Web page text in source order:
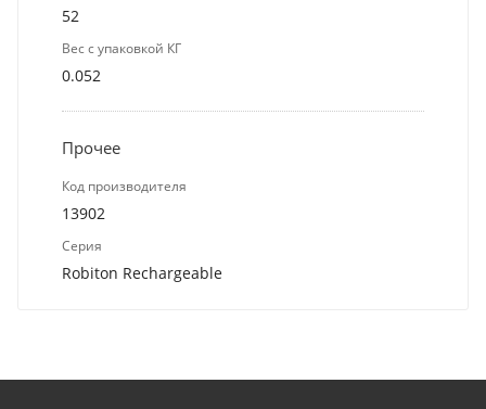
52
Вес с упаковкой КГ
0.052
Прочее
Код производителя
13902
Серия
Robiton Rechargeable